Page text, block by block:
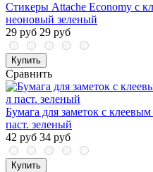
Стикеры Attache Economy с
неоновый зеленый
29 руб 29 руб
Купить
Сравнить
Бумага для заметок с
паст. зеленый
42 руб 34 руб
Купить